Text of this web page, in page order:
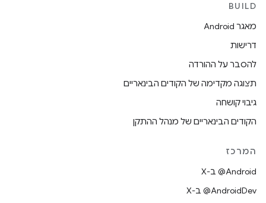
BUILD
מאגר Android
דרישות
להסבר על ההורדה
תצוגה מקדימה של הקודים הבינאריים
גיבוי קושחה
הקודים הבינאריים של מנהל ההתקן
המרכז
‫‎@Android ב-X
‫‎@AndroidDev ב-X